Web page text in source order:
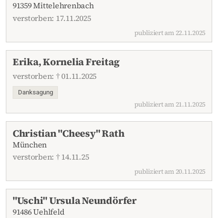
91359 Mittelehrenbach
verstorben: 17.11.2025
publiziert am 22.11.2025
Erika, Kornelia Freitag
verstorben: † 01.11.2025
Danksagung
publiziert am 21.11.2025
Christian "Cheesy" Rath
München
verstorben: † 14.11.25
publiziert am 20.11.2025
"Uschi" Ursula Neundörfer
91486 Uehlfeld